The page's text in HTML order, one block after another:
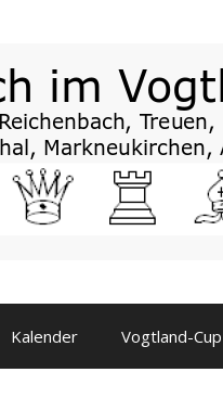
Kalender Vogtland-Cup